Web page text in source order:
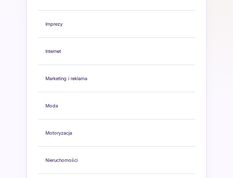
Imprezy
Internet
Marketing i reklama
Moda
Motoryzacja
Nieruchomości